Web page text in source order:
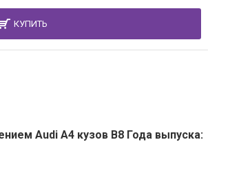
КУПИТЬ
Audi A4 кузов B8 Года выпуска: